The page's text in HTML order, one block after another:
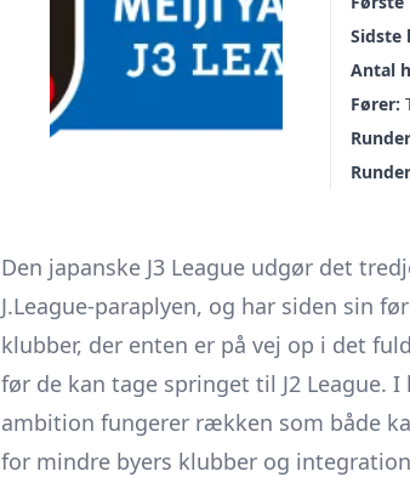
Sidste
Antal
Fører:
Den japanske J3 League udgør det
J.League-paraplyen, og har siden sin
klubber, der enten er på vej op i det
før de kan tage springet til J2 League.
ambition fungerer rækken som både
for mindre byers klubber og